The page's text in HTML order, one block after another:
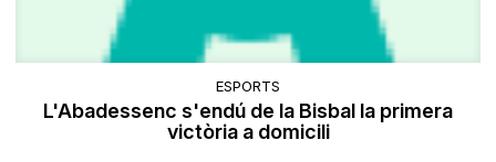
ESPORTS
L'Abadessenc s'endú de la Bisbal la primera
victòria a domicili